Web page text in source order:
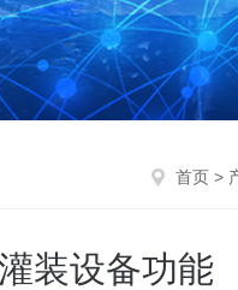
首页 >
装设备功能